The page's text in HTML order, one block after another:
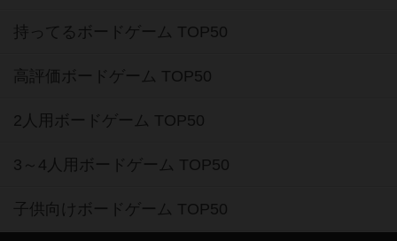
持ってるボードゲーム TOP50
高評価ボードゲーム TOP50
2人用ボードゲーム TOP50
3～4人用ボードゲーム TOP50
子供向けボードゲーム TOP50